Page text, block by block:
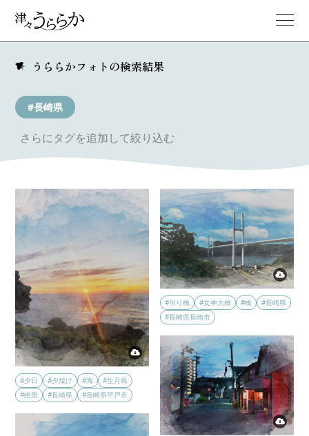
うららかフォトの検索結果
#長崎県
さらにタグを追加して絞り込む
#夕日 #夕焼け #海
#生月島
#絶景
#長崎県 #長崎県平戸市
#吊り橋 #女神大橋 #橋
#長崎県
#長崎県長崎市